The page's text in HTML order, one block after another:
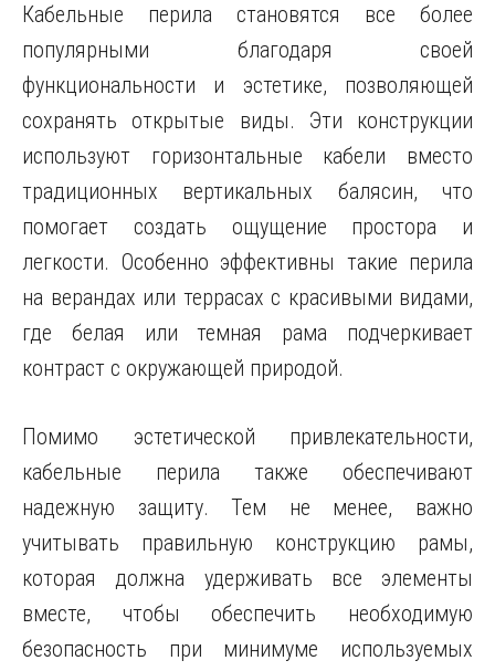
Кабельные перила становятся все более
популярными благодаря своей
функциональности и эстетике, позволяющей
сохранять открытые виды. Эти конструкции
используют горизонтальные кабели вместо
традиционных вертикальных балясин, что
помогает создать ощущение простора и
легкости. Особенно эффективны такие перила
на верандах или террасах с красивыми видами,
где белая или темная рама подчеркивает
контраст с окружающей природой.
Помимо эстетической привлекательности,
кабельные перила также обеспечивают
надежную защиту. Тем не менее, важно
учитывать правильную конструкцию рамы,
которая должна удерживать все элементы
вместе, чтобы обеспечить необходимую
безопасность при минимуме используемых